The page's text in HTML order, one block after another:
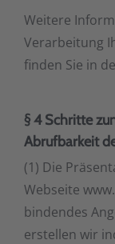
Weitere
Verarbeitung
finden Sie in
§ 4 Schritte
Abrufbarkeit
(1) Die
Webseite
bindendes
erstellen wir